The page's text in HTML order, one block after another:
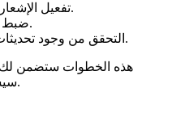
تفعيل الإشعارات لتلقي كل التحديثات المهمة.
ضبط لغة التطبيق لتناسب احتياجاتك.
التحقق من وجود تحديثات جديدة للتطبيق لتحسين الأداء.
هذه الخطوات ستضمن
سيساهم في تحسين أدائك داخل التطبيق.